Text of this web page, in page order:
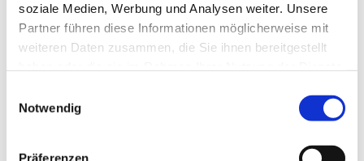
soziale Medien, Werbung und Analysen weiter. Unsere
Partner führen diese Informationen möglicherweise mit
weiteren Daten zusammen, die Sie ihnen bereitgestellt
Notwendig
Präferenzen
Höflichkeit ist uns wichtig!